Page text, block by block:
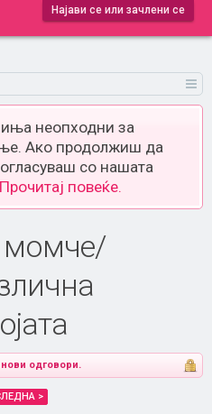
Најави се или зачлени се
неопходни за
Ако продолжиш да
со нашата
Прочитај повеќе.
момче/
одговори.
>